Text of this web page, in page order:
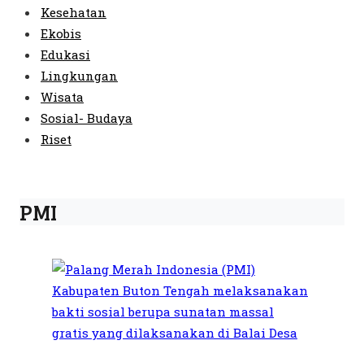
Kesehatan
Ekobis
Edukasi
Lingkungan
Wisata
Sosial- Budaya
Riset
PMI